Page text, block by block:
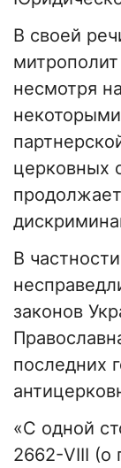
В своей
несмотря
церковных
В
законов
последних
«С одной
2662-VIII (о